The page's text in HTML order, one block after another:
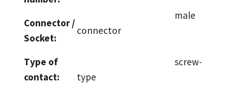
Connector /
Socket:
male
connector
Type of
contact:
screw-
type